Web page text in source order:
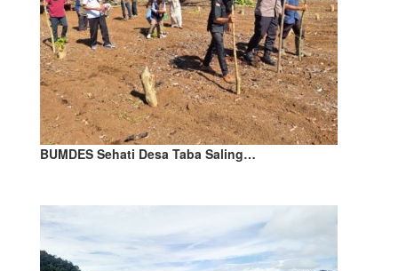
BUMDES Sehati Desa Taba Saling…